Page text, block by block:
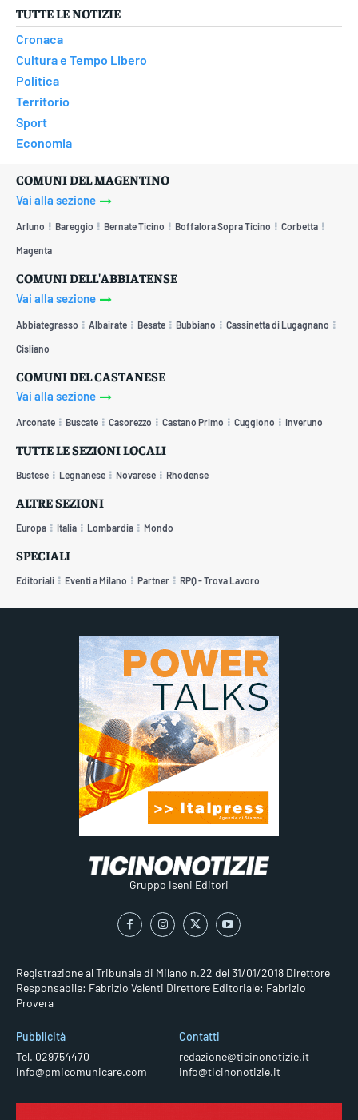
TUTTE LE NOTIZIE
Cronaca
Cultura e Tempo Libero
Politica
Territorio
Sport
Economia
COMUNI DEL MAGENTINO
Vai alla sezione
Arluno Bareggio Bernate Ticino Boffalora Sopra Ticino Corbetta
Magenta
COMUNI DELL'ABBIATENSE
Vai alla sezione
Abbiategrasso Albairate Besate Bubbiano Cassinetta di Lugagnano
Cisliano
COMUNI DEL CASTANESE
Vai alla sezione
Arconate Buscate Casorezzo Castano Primo Cuggiono Inveruno
TUTTE LE SEZIONI LOCALI
Bustese Legnanese Novarese Rhodense
ALTRE SEZIONI
Europa Italia Lombardia Mondo
SPECIALI
Editoriali Eventi a Milano Partner RPQ - Trova Lavoro
Gruppo Iseni Editori
Registrazione al Tribunale di Milano n.22 del 31/01/2018 Direttore
Responsabile: Fabrizio Valenti Direttore Editoriale: Fabrizio
Provera
Pubblicità
Tel. 029754470
info@pmicomunicare.com
Contatti
redazione@ticinonotizie.it
info@ticinonotizie.it